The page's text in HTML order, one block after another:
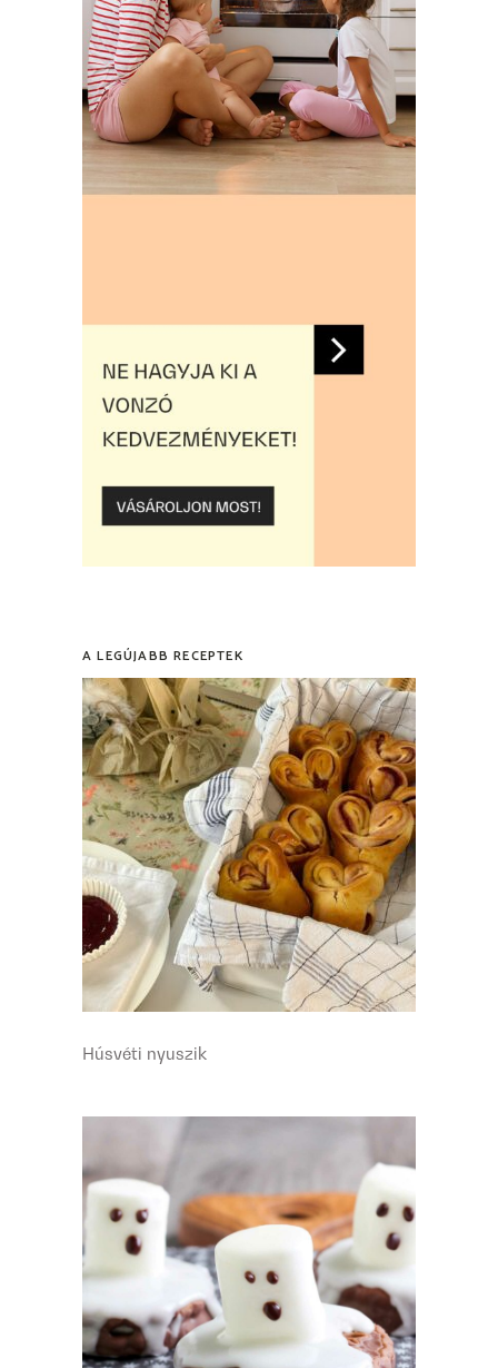
A LEGÚJABB RECEPTEK
Húsvéti nyuszik